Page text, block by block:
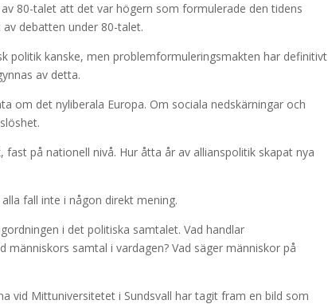
80-talet att det var högern som formulerade den tidens
debatten under 80-talet.
politik kanske, men problemformuleringsmakten har definitivt
av detta.
om det nyliberala Europa. Om sociala nedskärningar och
på nationell nivå. Hur åtta år av allianspolitik skapat nya
fall inte i någon direkt mening.
i det politiska samtalet. Vad handlar
samtal i vardagen? Vad säger människor på
vid Mittuniversitetet i Sundsvall har tagit fram en bild som